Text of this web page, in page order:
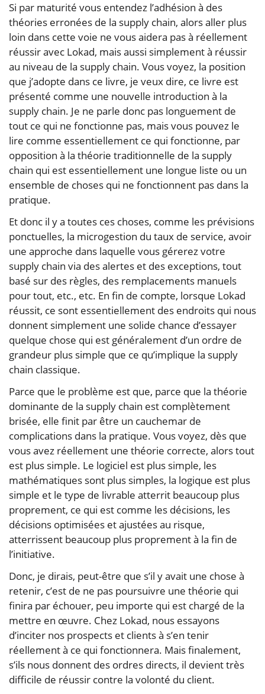
Si par maturité vous entendez l’adhésion à des
théories erronées de la supply chain, alors aller plus
loin dans cette voie ne vous aidera pas à réellement
réussir avec Lokad, mais aussi simplement à réussir
au niveau de la supply chain. Vous voyez, la position
que j’adopte dans ce livre, je veux dire, ce livre est
présenté comme une nouvelle introduction à la
supply chain. Je ne parle donc pas longuement de
tout ce qui ne fonctionne pas, mais vous pouvez le
lire comme essentiellement ce qui fonctionne, par
opposition à la théorie traditionnelle de la supply
chain qui est essentiellement une longue liste ou un
ensemble de choses qui ne fonctionnent pas dans la
pratique.
Et donc il y a toutes ces choses, comme les prévisions
ponctuelles, la microgestion du taux de service, avoir
une approche dans laquelle vous gérerez votre
supply chain via des alertes et des exceptions, tout
basé sur des règles, des remplacements manuels
pour tout, etc., etc. En fin de compte, lorsque Lokad
réussit, ce sont essentiellement des endroits qui nous
donnent simplement une solide chance d’essayer
quelque chose qui est généralement d’un ordre de
grandeur plus simple que ce qu’implique la supply
chain classique.
Parce que le problème est que, parce que la théorie
dominante de la supply chain est complètement
brisée, elle finit par être un cauchemar de
complications dans la pratique. Vous voyez, dès que
vous avez réellement une théorie correcte, alors tout
est plus simple. Le logiciel est plus simple, les
mathématiques sont plus simples, la logique est plus
simple et le type de livrable atterrit beaucoup plus
proprement, ce qui est comme les décisions, les
décisions optimisées et ajustées au risque,
atterrissent beaucoup plus proprement à la fin de
l’initiative.
Donc, je dirais, peut-être que s’il y avait une chose à
retenir, c’est de ne pas poursuivre une théorie qui
finira par échouer, peu importe qui est chargé de la
mettre en œuvre. Chez Lokad, nous essayons
d’inciter nos prospects et clients à s’en tenir
réellement à ce qui fonctionnera. Mais finalement,
s’ils nous donnent des ordres directs, il devient très
difficile de réussir contre la volonté du client.